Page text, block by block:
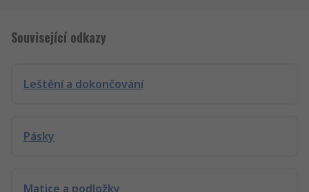
Související odkazy
Leštění a dokončování
Pásky
Matice a podložky